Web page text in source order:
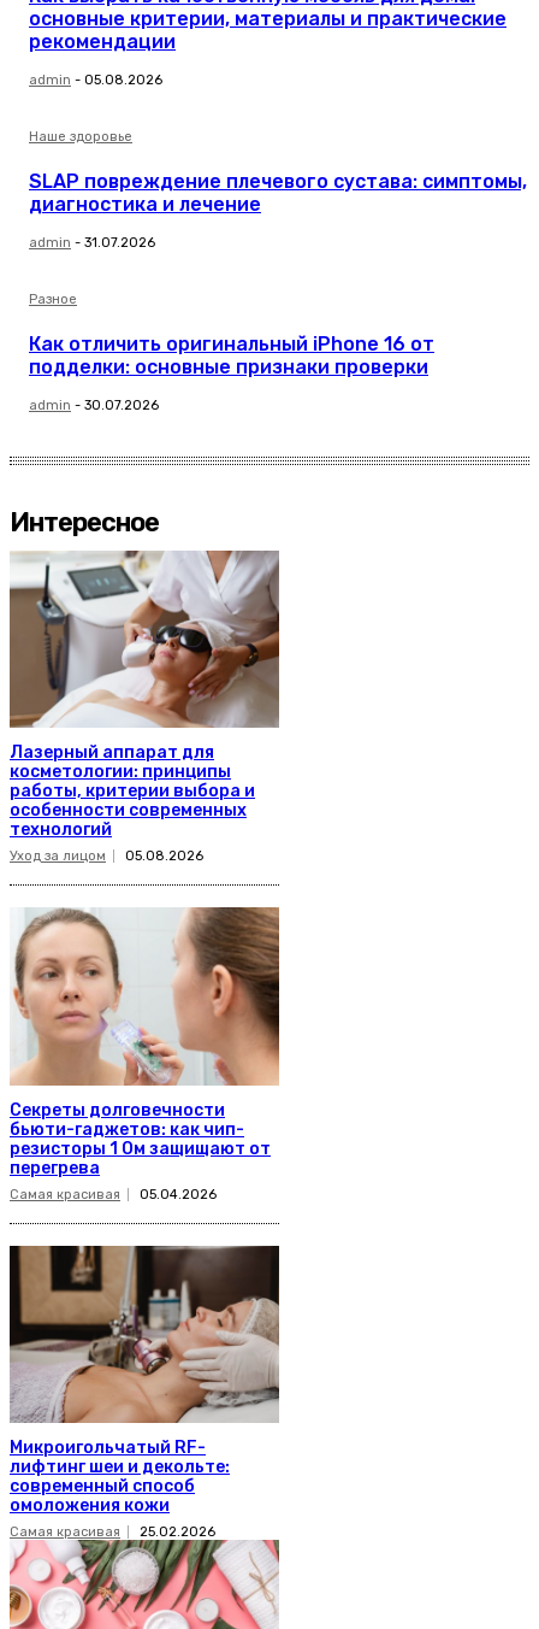
основные критерии, материалы и практические
рекомендации
admin - 05.08.2026
Наше здоровье
SLAP повреждение плечевого сустава: симптомы,
диагностика и лечение
admin - 31.07.2026
Разное
Как отличить оригинальный iPhone 16 от
подделки: основные признаки проверки
admin - 30.07.2026
Интересное
Лазерный аппарат для
косметологии: принципы
работы, критерии выбора и
особенности современных
технологий
Уход за лицом 05.08.2026
Секреты долговечности
бьюти-гаджетов: как чип-
резисторы 1 Ом защищают от
перегрева
Самая красивая 05.04.2026
Микроигольчатый RF-
лифтинг шеи и декольте:
современный способ
омоложения кожи
Самая красивая 25.02.2026